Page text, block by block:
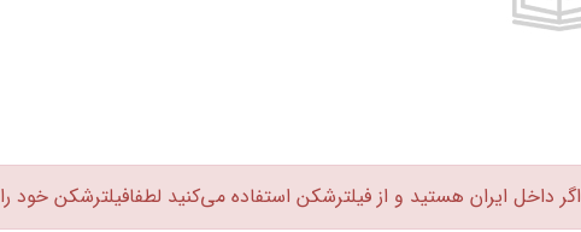
اگر داخل ایران هستید و از فیلترشکن استفاده می‌کنید لطفافیلترشکن